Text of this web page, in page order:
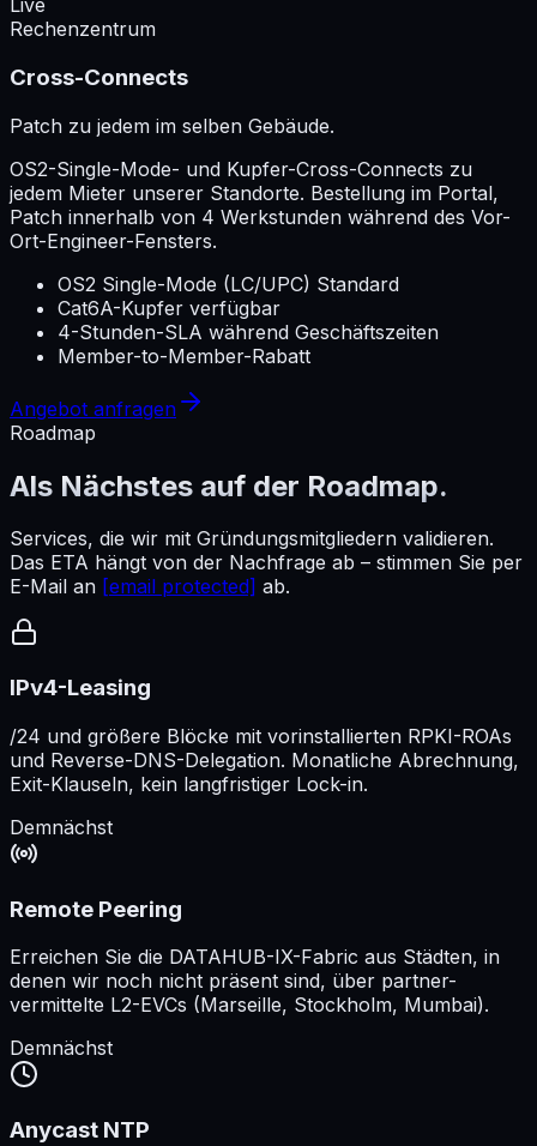
Live
Rechenzentrum
Cross-Connects
Patch zu jedem im selben Gebäude.
OS2-Single-Mode- und Kupfer-Cross-Connects zu
jedem Mieter unserer Standorte. Bestellung im Portal,
Patch innerhalb von 4 Werkstunden während des Vor-
Ort-Engineer-Fensters.
OS2 Single-Mode (LC/UPC) Standard
Cat6A-Kupfer verfügbar
4-Stunden-SLA während Geschäftszeiten
Member-to-Member-Rabatt
Angebot anfragen
Roadmap
Als Nächstes auf der Roadmap.
Services, die wir mit Gründungsmitgliedern validieren.
Das ETA hängt von der Nachfrage ab – stimmen Sie per
E-Mail an [email protected] ab.
IPv4-Leasing
/24 und größere Blöcke mit vorinstallierten RPKI-ROAs
und Reverse-DNS-Delegation. Monatliche Abrechnung,
Exit-Klauseln, kein langfristiger Lock-in.
Demnächst
Remote Peering
Erreichen Sie die DATAHUB-IX-Fabric aus Städten, in
denen wir noch nicht präsent sind, über partner-
vermittelte L2-EVCs (Marseille, Stockholm, Mumbai).
Demnächst
Anycast NTP